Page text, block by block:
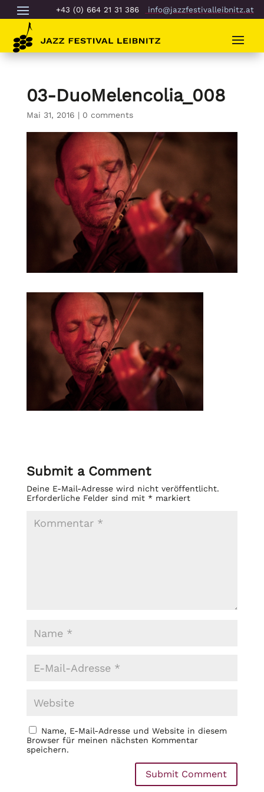
+43 (0) 664 21 31 386 info@jazzfestivalleibnitz.at
03-DuoMelencolia_008
Mai 31, 2016 | 0 comments
Submit a Comment
Deine E-Mail-Adresse wird nicht veröffentlicht.
Erforderliche Felder sind mit *markiert
Name, E-Mail-Adresse und Website in diesem
Browser für meinen nächsten Kommentar
speichern.